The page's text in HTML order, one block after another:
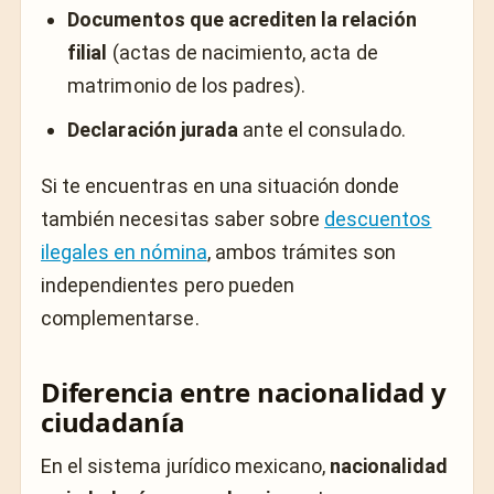
Documentos que acrediten la relación
filial (actas de nacimiento, acta de
matrimonio de los padres).
Declaración jurada ante el consulado.
Si te encuentras en una situación donde
también necesitas saber sobre descuentos
ilegales en nómina, ambos trámites son
independientes pero pueden
complementarse.
Diferencia entre nacionalidad y
ciudadanía
En el sistema jurídico mexicano, nacionalidad